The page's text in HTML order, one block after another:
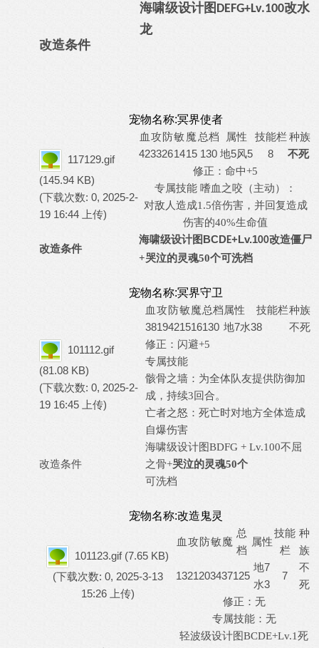
改造条件
海啸级设计图 DEFG+Lv.100改水
龙
宠物名称:冥界使者
117129.gif
(145.94 KB)
(下载次数: 0, 2025-2-
19 16:44 上传)
血 攻防敏魔 总档 属性 技能栏 种族
4233261415 130 地5风5 8
不死
修正： 命中+5
专属技能 嗜血之咬（主动）：
对敌人造成1.5倍伤害，并回复造成
伤害的40%生命值
改造条件
海啸级设计图BCDE+Lv.100改造僵尸
+哭泣的灵魂50个可洗档
宠物名称:冥界守卫
101112.gif
(81.08 KB)
(下载次数: 0, 2025-2-
19 16:45 上传)
血 攻防敏魔总档属性 技能栏种族
3819421516130 地7水38
不死
修正： 闪避+5
专属技能
骸骨之墙：为全体队友提供防御加
成，持续3回合。
亡者之怒：死亡时对地方全体造成
自爆伤害
改造条件
海啸级设计图BDFG + Lv.100不屈
之骨+哭泣的灵魂50个
可洗档
宠物名称:改造鬼灵
101123.gif (7.65 KB)
(下载次数: 0, 2025-3-13
15:26 上传)
血 攻防敏魔
总
档
属性
技能
栏
种
族
1321203437125
地7
水3
7
不
死
修正：无
专属技能：无
轻波级设计图BCDE+Lv.1死